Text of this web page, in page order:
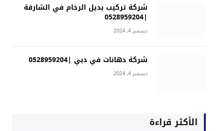
شركة تركيب بديل الرخام في الشارقة
|0528959204
ديسمبر 4, 2024
شركة دهانات في دبي |0528959204
ديسمبر 4, 2024
الأكثر قراءة